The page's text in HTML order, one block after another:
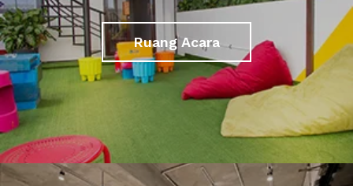
Ruang Acara